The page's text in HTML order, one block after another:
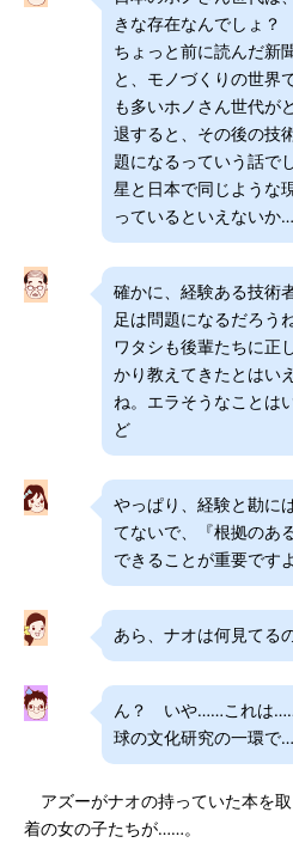
きな存在なんでしょ？
ちょっと前に読んだ新
と、モノづくりの世界
も多いホノさん世代が
退すると、その後の技
題になるっていう話で
星と日本で同じような
っているといえないか
確かに、経験ある技術
足は問題になるだろう
ワタシも後輩たちに正
かり教えてきたとはい
ね。エラそうなことは
ど
やっぱり、経験と勘に
てないで、『根拠のあ
できることが重要です
あら、ナオは何見てる
ん？ いや……これは
球の文化研究の一環で
アズーがナオの持っていた本を
着の女の子たちが……。